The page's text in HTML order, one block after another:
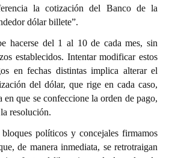
la cotización del Banco de la
dólar billete”.
hacerse del 1 al 10 de cada mes, sin
establecidos. Intentar modificar estos
en fechas distintas implica alterar el
del dólar, que rige en cada caso,
en que se confeccione la orden de pago,
resolución.
políticos y concejales firmamos
de manera inmediata, se retrotraigan